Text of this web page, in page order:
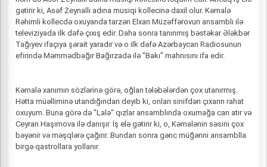
gətirir ki, Asəf Zeynallı adına musiqi kollecinə daxil olur. Kəmalə
Rəhimli kollecdə oxuyanda tarzən Elxan Müzəffərovun ansamblı ilə
televiziyada ilk dəfə çıxış edir. Daha sonra tanınmış bəstəkar Ələkbər
Tağıyev ifaçıya şərait yaradır və o ilk dəfə Azərbaycan Radiosunun
efirində Məmmədbağır Bağırzadə ilə "Bakı" mahnısını ifa edir.
Kəmalə xanımın sözlərinə görə, oğlan tələbələrdən çox utanırmış.
Hətta müəlliminə utandığından deyib ki, onları sinifdən çıxarın rahat
oxuyum. Buna görə də "Lalə" qızlar ansamblında oxumağa can atır və
Ceyran Haşımova ilə danışır. İş elə gətirir ki, o, Kəmalənin səsini çox
bəyənir və məşqlərə çağırır. Bundan sonra gənc müğənni ansamblla
birgə qastrollara yollanır.